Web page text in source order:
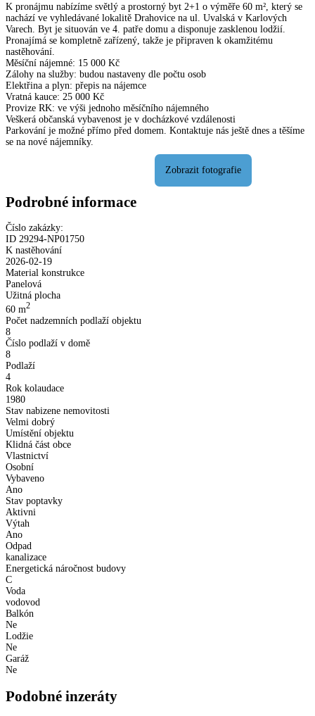
K pronájmu nabízíme světlý a prostorný byt 2+1 o výměře 60 m², který se
nachází ve vyhledávané lokalitě Drahovice na ul. Uvalská v Karlových
Varech. Byt je situován ve 4. patře domu a disponuje zasklenou lodžií.
Pronajímá se kompletně zařízený, takže je připraven k okamžitému
nastěhování.
Měsíční nájemné: 15 000 Kč
Zálohy na služby: budou nastaveny dle počtu osob
Elektřina a plyn: přepis na nájemce
Vratná kauce: 25 000 Kč
Provize RK: ve výši jednoho měsíčního nájemného
Veškerá občanská vybavenost je v docházkové vzdálenosti
Parkování je možné přímo před domem. Kontaktuje nás ještě dnes a těšíme
se na nové nájemníky.
Podrobné informace
Číslo zakázky:
ID 29294-NP01750
K nastěhování
2026-02-19
Material konstrukce
Panelová
Užitná plocha
60 m2
Počet nadzemních podlaží objektu
8
Číslo podlaží v domě
8
Podlaží
4
Rok kolaudace
1980
Stav nabizene nemovitosti
Velmi dobrý
Umístění objektu
Klidná část obce
Vlastnictví
Osobní
Vybaveno
Ano
Stav poptavky
Aktivni
Výtah
Ano
Odpad
kanalizace
Energetická náročnost budovy
C
Voda
vodovod
Balkón
Ne
Lodžie
Ne
Garáž
Ne
Podobné inzeráty